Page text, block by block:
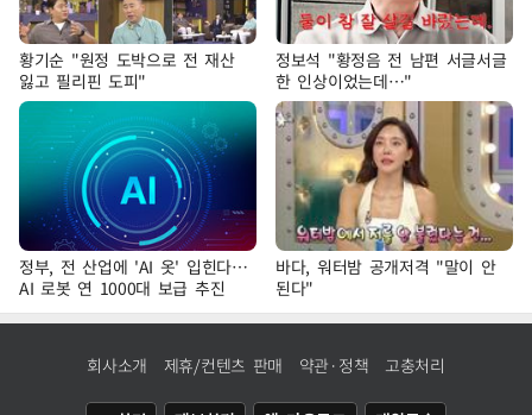
황기순 "원정 도박으로 전 재산
잃고 필리핀 도피"
정보석 "황정음 전 남편 서글서글
한 인상이었는데…"
정부, 전 산업에 'AI 옷' 입힌다…
AI 로봇 연 1000대 보급 추진
바다, 워터밤 공개저격 "말이 안
된다"
회사소개 제휴/컨텐츠 판매 약관·정책 고충처리